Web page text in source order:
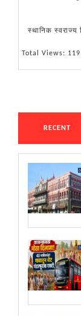
स्थानिक स्वराज्य
Total Views: 119
RECENT